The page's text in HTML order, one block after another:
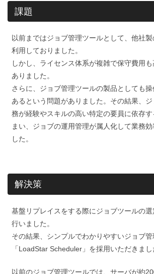
課題
以前まではジョブ管理ツールとして、他社
利用しておりました。
しかし、ライセンス体系が複雑で保守費用
ありました。
さらに、ジョブ管理ツールの製品としても
あるという問題がありました。その結果、
務が経験やスキルの高い特定の要員に依存
まい、ジョブの運用管理が属人化して業務
した。
解決策
基盤リプレイスをする際にジョブツールの
行いました。
その結果、シンプルでわかりやすいジョブ
「LoadStar Scheduler」を採用いただきまし
以前のジョブ管理ツールでは、サーバが約